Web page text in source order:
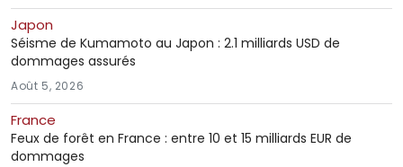
Japon
Séisme de Kumamoto au Japon : 2.1 milliards USD de
dommages assurés
Août 5, 2026
France
Feux de forêt en France : entre 10 et 15 milliards EUR de
dommages